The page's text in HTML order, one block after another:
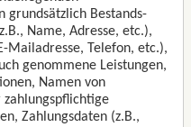
grundsätzlich Bestands-
Name, Adresse, etc.),
Mailadresse, Telefon, etc.),
genommene Leistungen,
Namen von
Zahlungsdaten (z.B.,